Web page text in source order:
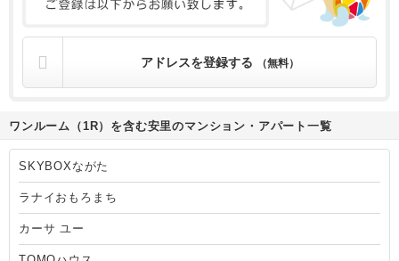
アドレスを登録する （無料）
ワンルーム（1R）を含む安里のマンション・アパート一覧
SKYBOXながた
ラナイおもろまち
カーサ ユー